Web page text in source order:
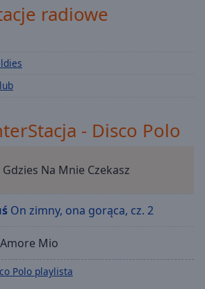
radiowe
- Disco Polo
Gdzies Na Mnie Czekasz
On zimny, ona gorąca, cz. 2
Amore Mio
Polo playlista